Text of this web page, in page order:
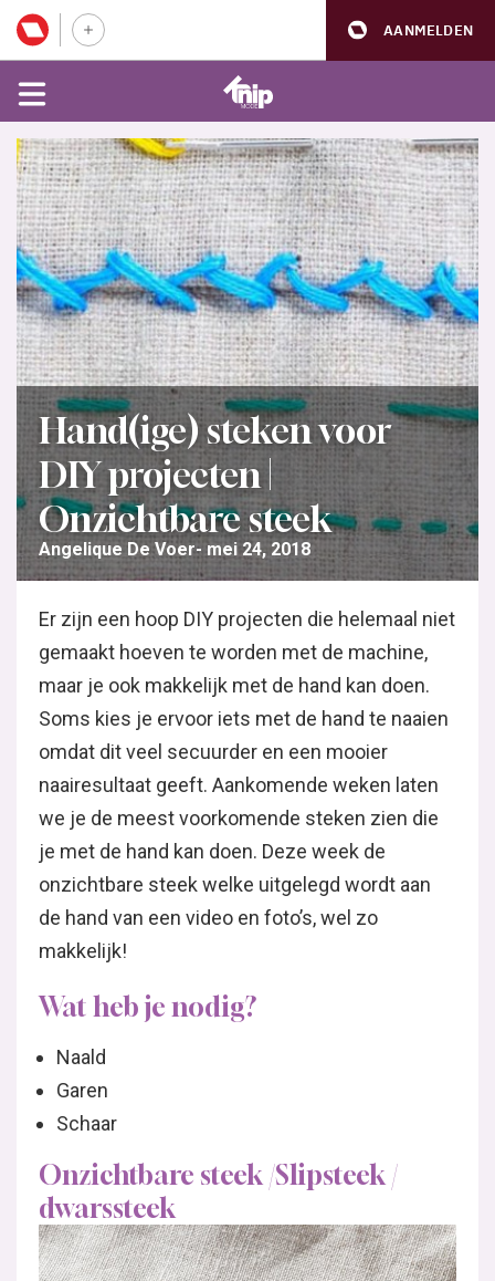
AANMELDEN
Hand(ige) steken voor
DIY projecten |
Onzichtbare steek
Angelique De Voer mei 24, 2018
Er zijn een hoop DIY projecten die helemaal niet
gemaakt hoeven te worden met de machine,
maar je ook makkelijk met de hand kan doen.
Soms kies je ervoor iets met de hand te naaien
omdat dit veel secuurder en een mooier
naairesultaat geeft. Aankomende weken laten
we je de meest voorkomende steken zien die
je met de hand kan doen. Deze week de
onzichtbare steek welke uitgelegd wordt aan
de hand van een video en foto’s, wel zo
makkelijk!
Wat heb je nodig?
Naald
Garen
Schaar
Onzichtbare steek /Slipsteek /
dwarssteek